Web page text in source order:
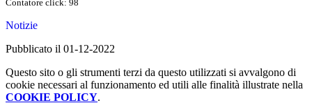
Contatore click: 98
Notizie
Pubblicato il 01-12-2022
Questo sito o gli strumenti terzi da questo utilizzati si avvalgono di
cookie necessari al funzionamento ed utili alle finalità illustrate nella
COOKIE POLICY.